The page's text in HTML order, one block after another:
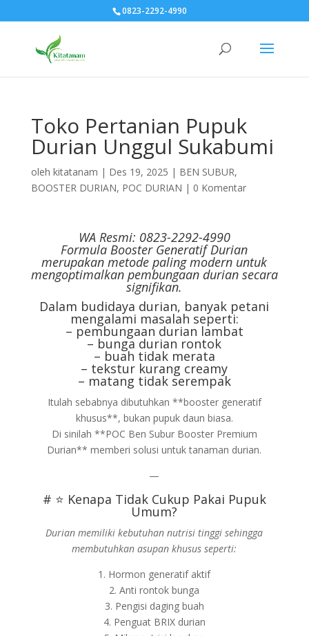
0823-2292-4990
Toko Pertanian Pupuk
Durian Unggul Sukabumi
oleh kitatanam | Des 19, 2025 | BEN SUBUR,
BOOSTER DURIAN, POC DURIAN | 0 Komentar
WA Resmi: 0823-2292-4990
Formula Booster Generatif Durian
merupakan metode paling modern untuk
mengoptimalkan pembungaan durian secara
signifikan.
Dalam budidaya durian, banyak petani
mengalami masalah seperti:
– pembungaan durian lambat
– bunga durian rontok
– buah tidak merata
– tekstur kurang creamy
– matang tidak serempak
Itulah sebabnya dibutuhkan **booster generatif
khusus**, bukan pupuk daun biasa.
Di sinilah **POC Ben Subur Booster Premium
Durian** memberi solusi untuk tanaman durian.
—
# ⭐ Kenapa Tidak Cukup Pakai Pupuk
Umum?
Durian memiliki kebutuhan nutrisi tinggi sehingga
membutuhkan asupan khusus seperti:
1. Hormon generatif aktif
2. Anti rontok bunga
3. Pengisi daging buah
4. Penguat BRIX durian